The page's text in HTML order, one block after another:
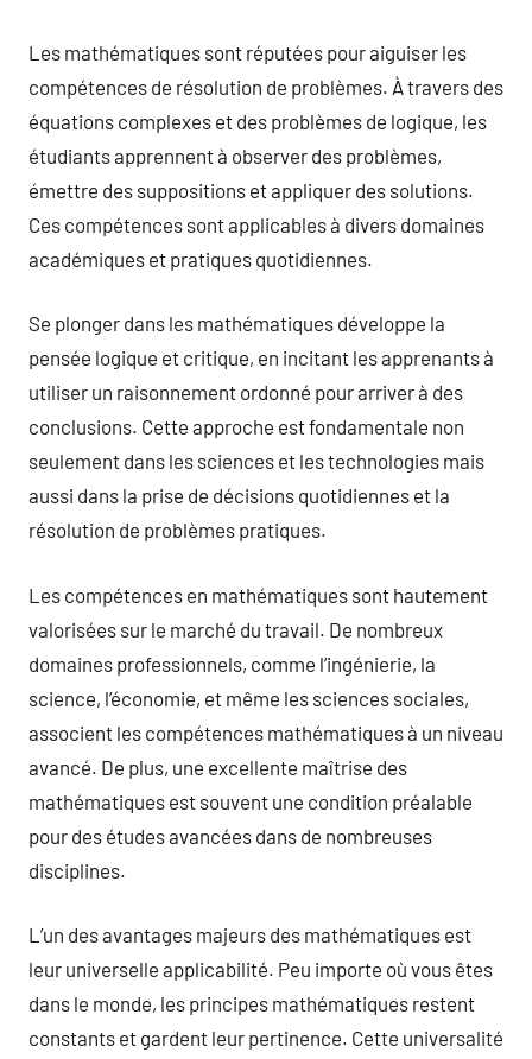
Les mathématiques sont réputées pour aiguiser les
compétences de résolution de problèmes. À travers des
équations complexes et des problèmes de logique, les
étudiants apprennent à observer des problèmes,
émettre des suppositions et appliquer des solutions.
Ces compétences sont applicables à divers domaines
académiques et pratiques quotidiennes.
Se plonger dans les mathématiques développe la
pensée logique et critique, en incitant les apprenants à
utiliser un raisonnement ordonné pour arriver à des
conclusions. Cette approche est fondamentale non
seulement dans les sciences et les technologies mais
aussi dans la prise de décisions quotidiennes et la
résolution de problèmes pratiques.
Les compétences en mathématiques sont hautement
valorisées sur le marché du travail. De nombreux
domaines professionnels, comme l’ingénierie, la
science, l’économie, et même les sciences sociales,
associent les compétences mathématiques à un niveau
avancé. De plus, une excellente maîtrise des
mathématiques est souvent une condition préalable
pour des études avancées dans de nombreuses
disciplines.
L’un des avantages majeurs des mathématiques est
leur universelle applicabilité. Peu importe où vous êtes
dans le monde, les principes mathématiques restent
constants et gardent leur pertinence. Cette universalité